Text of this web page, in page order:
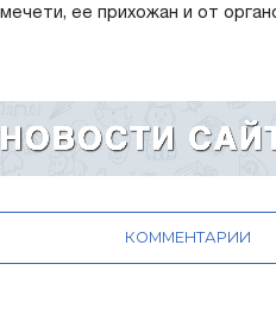
ее прихожан и от
КОММЕНТАРИИ